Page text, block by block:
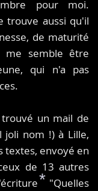
pour moi.
trouve aussi qu'il
de maturité
semble être
qui n'a pas
un mail de
joli nom !) à Lille,
textes, envoyé en
de 13 autres
"Quelles